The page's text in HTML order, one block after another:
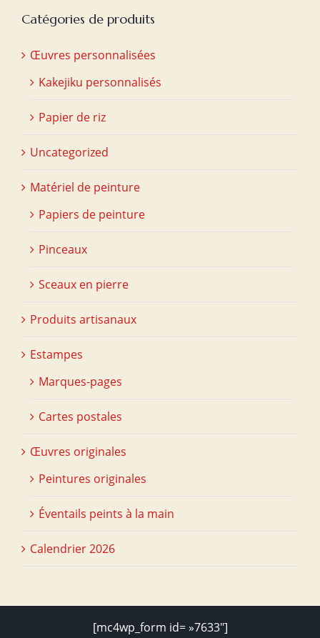
Catégories de produits
Œuvres personnalisées
Kakejiku personnalisés
Papier de riz
Uncategorized
Matériel de peinture
Papiers de peinture
Pinceaux
Sceaux en pierre
Produits artisanaux
Estampes
Marques-pages
Cartes postales
Œuvres originales
Peintures originales
Éventails peints à la main
Calendrier 2026
[mc4wp_form id= »7633″]